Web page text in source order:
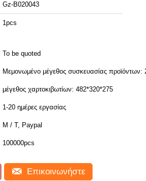
Gz-B020043
1pcs
To be quoted
Μεμονωμένο μέγεθος συσκευασίας προϊόντων:
μέγεθος χαρτοκιβωτίων: 482*320*275
1-20 ημέρες εργασίας
Μ / Τ, Paypal
100000pcs
Επικοινωνήστε